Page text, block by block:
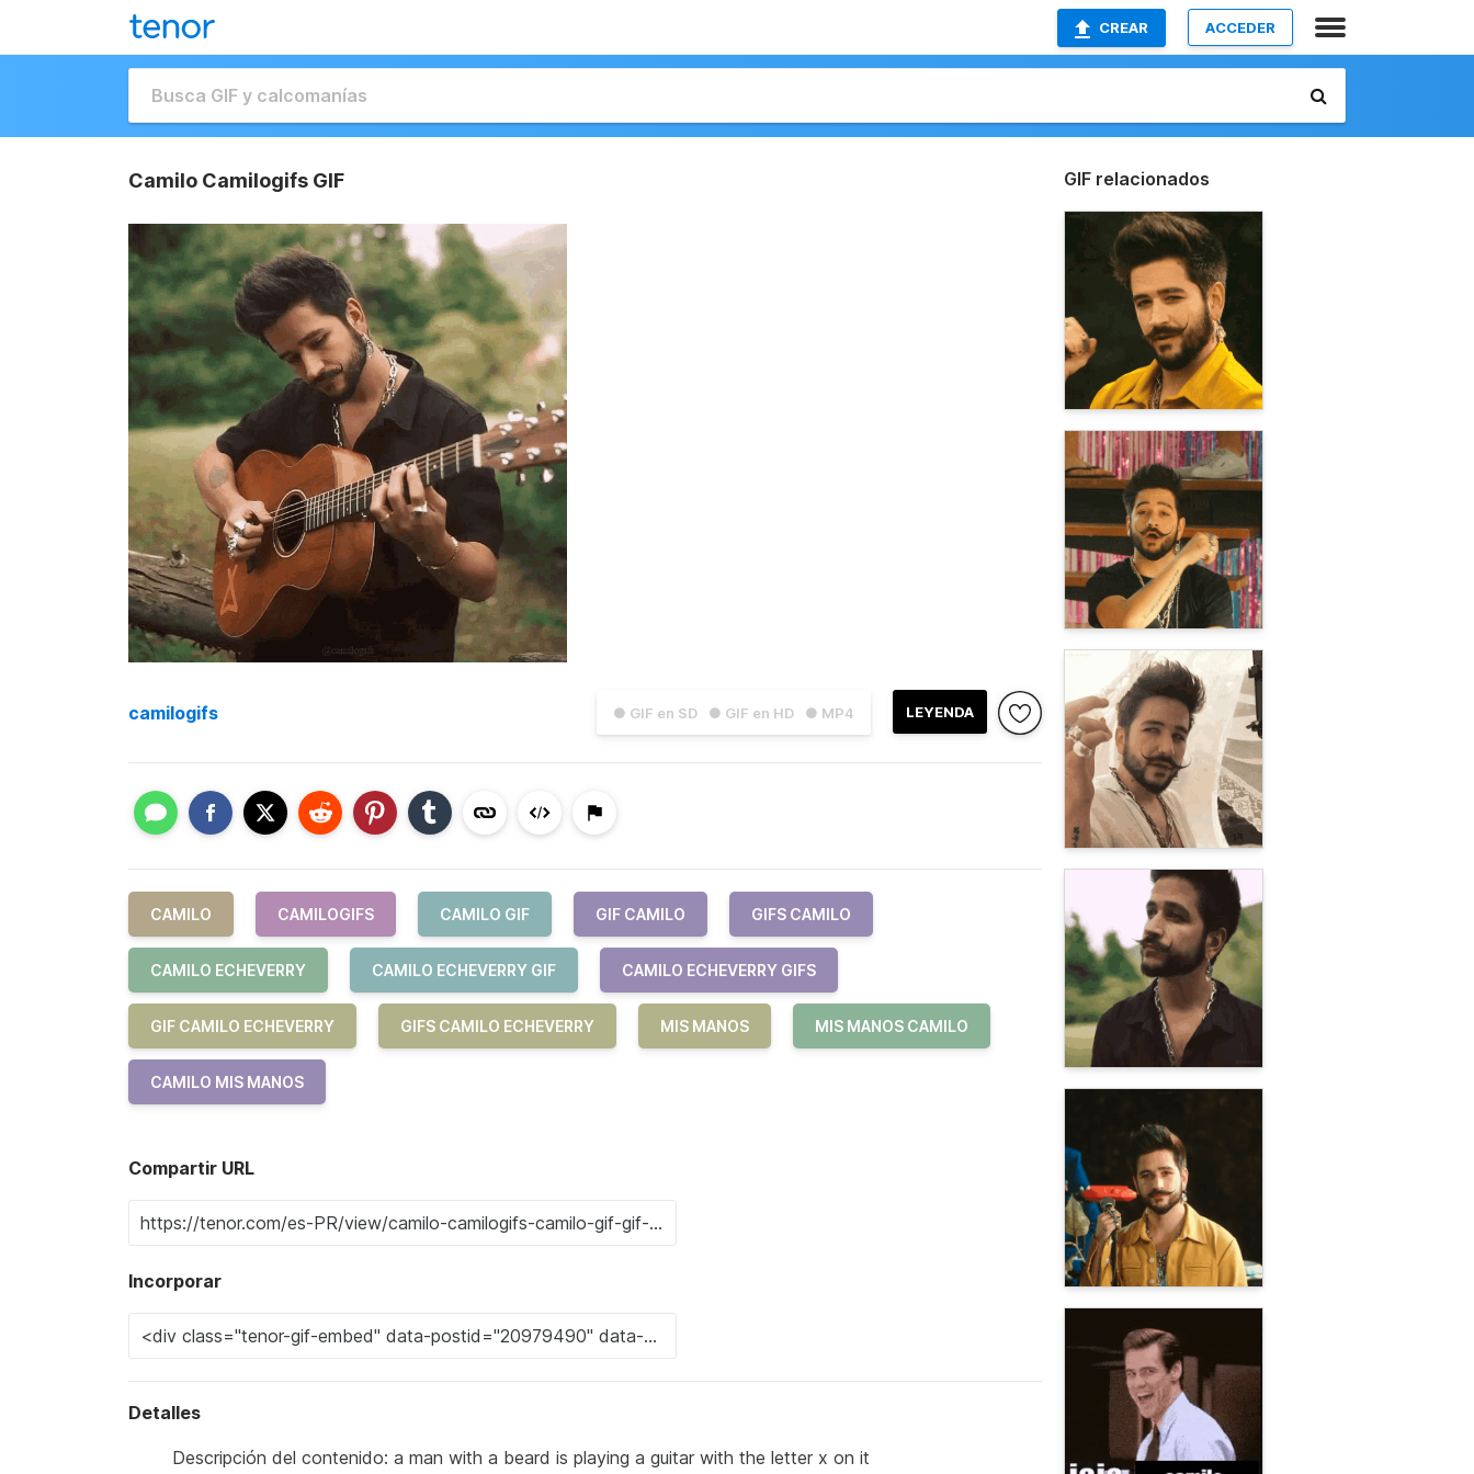
CREAR ACCEDER
Camilo Camilogifs GIF
● GIF en SD ● GIF en HD ● MP4 LEYENDA
camilogifs
CAMILO CAMILOGIFS CAMILO GIF GIF CAMILO GIFS CAMILO
CAMILO ECHEVERRY CAMILO ECHEVERRY GIF CAMILO ECHEVERRY GIFS
GIF CAMILO ECHEVERRY GIFS CAMILO ECHEVERRY MIS MANOS MIS MANOS CAMILO
CAMILO MIS MANOS
Compartir URL
Incorporar
Detalles
Descripción del contenido: a man with a beard is playing a guitar with the letter x on it
GIF relacionados